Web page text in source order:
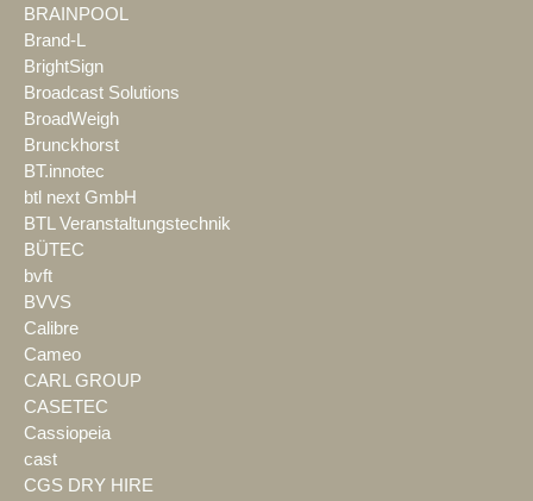
BRAINPOOL
Brand-L
BrightSign
Broadcast Solutions
BroadWeigh
Brunckhorst
BT.innotec
btl next GmbH
BTL Veranstaltungstechnik
BÜTEC
bvft
BVVS
Calibre
Cameo
CARL GROUP
CASETEC
Cassiopeia
cast
CGS DRY HIRE